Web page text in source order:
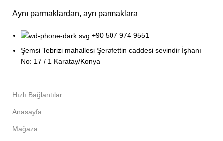
Aynı parmaklardan, ayrı parmaklara
+90 507 974 9551
Şemsi Tebrizi mahallesi Şerafettin caddesi sevindir İşhanı
No: 17 / 1 Karatay/Konya
Hızlı Bağlantılar
Anasayfa
Mağaza